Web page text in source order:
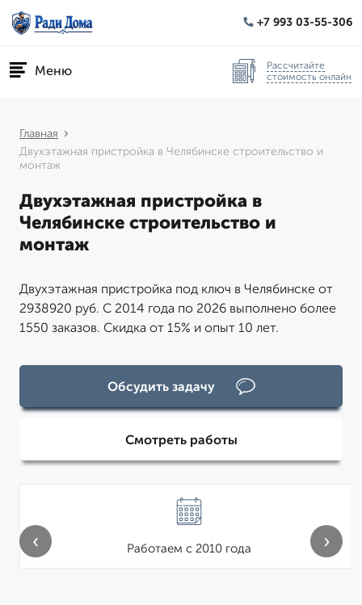
+7 993 03-55-306
Меню
Рассчитайте
стоимость онлайн
Главная
Двухэтажная пристройка в Челябинске строительство и
монтаж
Двухэтажная пристройка в
Челябинске строительство и
монтаж
Двухэтажная пристройка под ключ в Челябинске от
2938920 руб. С 2014 года по 2026 выполнено более
1550 заказов. Скидка от 15% и опыт 10 лет.
Обсудить задачу
Смотреть работы
Работаем с 2010 года
‹ ›